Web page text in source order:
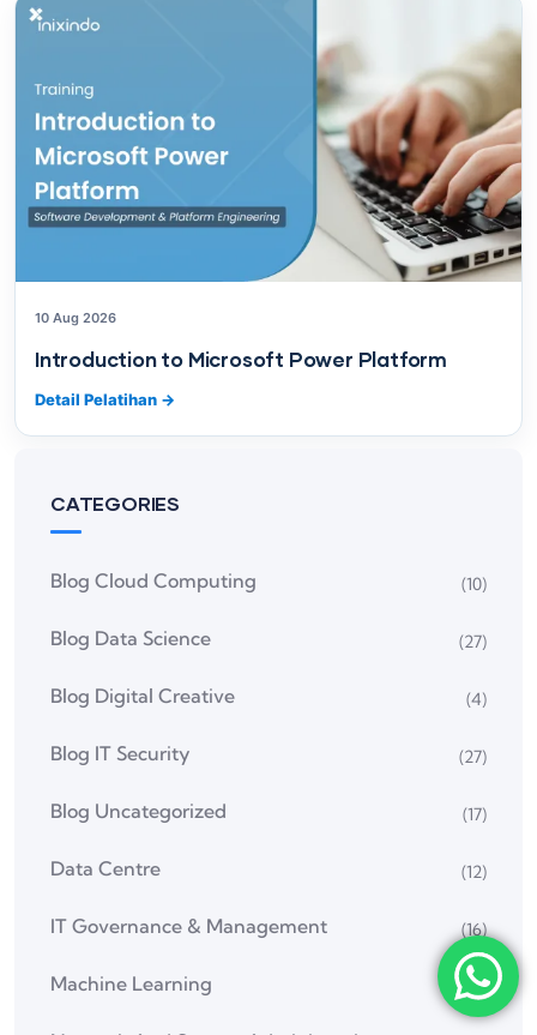
10 Aug 2026
Introduction to Microsoft Power Platform
Detail Pelatihan →
CATEGORIES
Blog Cloud Computing (10)
Blog Data Science (27)
Blog Digital Creative (4)
Blog IT Security (27)
Blog Uncategorized (17)
Data Centre (12)
IT Governance & Management (16)
Machine Learning (6)